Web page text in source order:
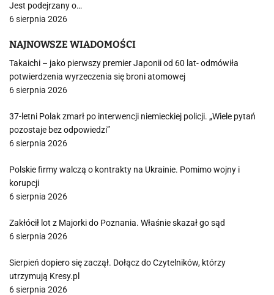
Jest podejrzany o…
6 sierpnia 2026
NAJNOWSZE WIADOMOŚCI
Takaichi – jako pierwszy premier Japonii od 60 lat- odmówiła
potwierdzenia wyrzeczenia się broni atomowej
6 sierpnia 2026
37-letni Polak zmarł po interwencji niemieckiej policji. „Wiele pytań
pozostaje bez odpowiedzi”
6 sierpnia 2026
Polskie firmy walczą o kontrakty na Ukrainie. Pomimo wojny i
korupcji
6 sierpnia 2026
Zakłócił lot z Majorki do Poznania. Właśnie skazał go sąd
6 sierpnia 2026
Sierpień dopiero się zaczął. Dołącz do Czytelników, którzy
utrzymują Kresy.pl
6 sierpnia 2026